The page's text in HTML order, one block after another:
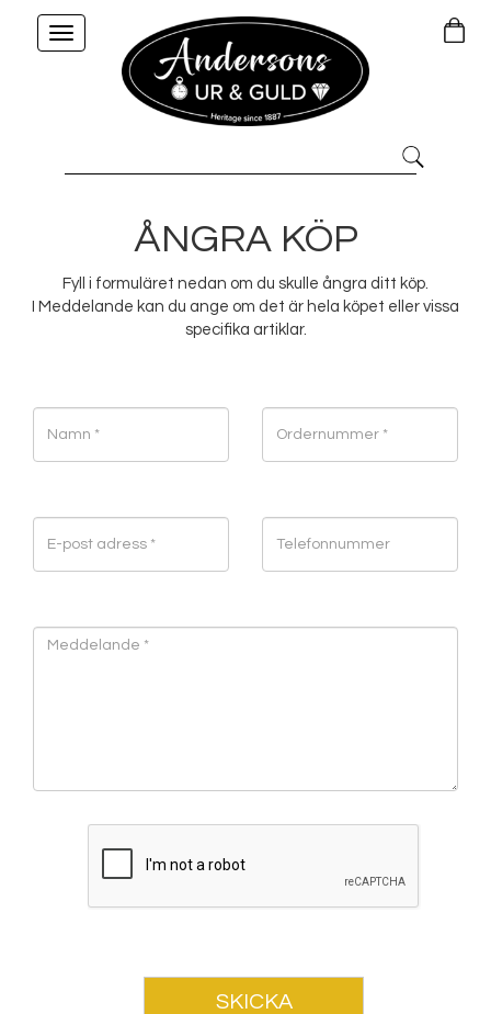
Toggle
navigation
ÅNGRA KÖP
Fyll i formuläret nedan om du skulle ångra ditt köp.
I Meddelande kan du ange om det är hela köpet eller vissa
specifika artiklar.
SKICKA